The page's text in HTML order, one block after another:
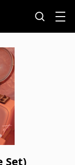
Set)